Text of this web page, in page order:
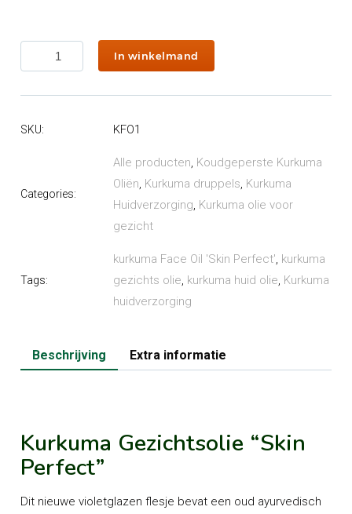
Kurkuma
Gezichts
olie
Perfect'
In winkelmand
SKU: KFO1
Categories:
Alle producten, Koudgeperste Kurkuma
Oliën, Kurkuma druppels, Kurkuma
Huidverzorging, Kurkuma olie voor
gezicht
Tags:
kurkuma Face Oil 'Skin Perfect', kurkuma
gezichts olie, kurkuma huid olie, Kurkuma
huidverzorging
Beschrijving Extra informatie
Kurkuma Gezichtsolie “Skin
Perfect”
Dit nieuwe violetglazen flesje bevat een oud ayurvedisch